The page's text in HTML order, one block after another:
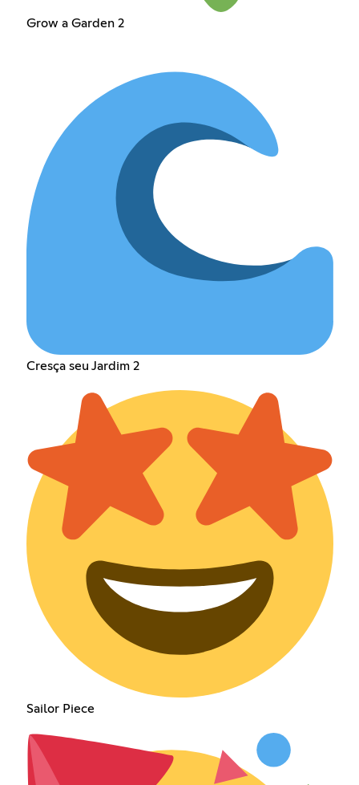
Grow a Garden 2
Cresça seu Jardim 2
Sailor Piece